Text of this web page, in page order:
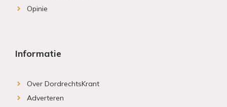
Opinie
Informatie
Over DordrechtsKrant
Adverteren